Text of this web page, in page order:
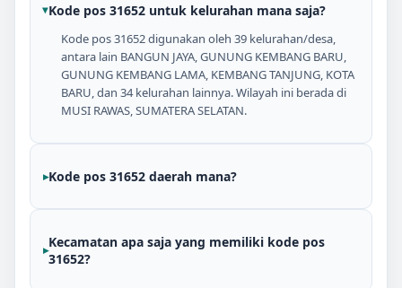
Kode pos 31652 untuk kelurahan mana saja?
Kode pos 31652 digunakan oleh 39 kelurahan/desa,
antara lain BANGUN JAYA, GUNUNG KEMBANG BARU,
GUNUNG KEMBANG LAMA, KEMBANG TANJUNG, KOTA
BARU, dan 34 kelurahan lainnya. Wilayah ini berada di
MUSI RAWAS, SUMATERA SELATAN.
Kode pos 31652 daerah mana?
Kecamatan apa saja yang memiliki kode pos
31652?